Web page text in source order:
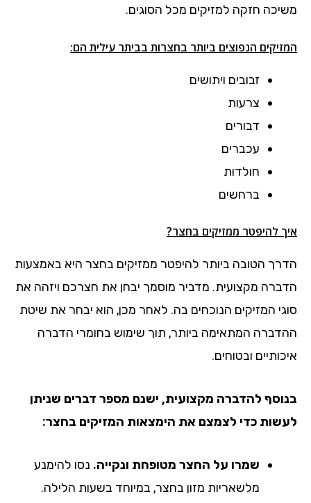
משיכה חזקה למזיקים מכל הסוגים.
המזיקים הנפוצים ביותר בחצרות בביתר עילית הם:
זבובים ויתושים
צרעות
דבורים
עכברים
חולדות
ברחשים
איך להיפטר ממזיקים בחצר?
הדרך הטובה ביותר להיפטר ממזיקים בחצר היא באמצעות
הדברה מקצועית. מדביר מוסמך יבחן את חצרכם ויזהה את
סוגי המזיקים הנוכחים בה. לאחר מכן, הוא יבחר את שיטת
ההדברה המתאימה ביותר, תוך שימוש בחומרי הדברה
איכותיים ובטוחים.
בנוסף להדברה מקצועית, ישנם מספר דברים שניתן
לעשות כדי לצמצם את הימצאות המזיקים בחצר:
שמרו על החצר מטופחת ונקייה. נסו להימנע
מלשאריות מזון בחצר, במיוחד בשעות הלילה.